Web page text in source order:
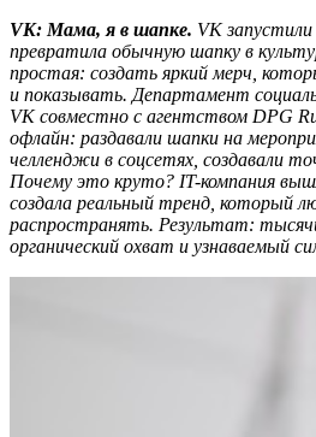
VK: Мама, я в шапке. VK
превратила обычную шапку в
простая: создать яркий мерч,
и показывать. Департамент
VK совместно с агентством DPG
офлайн: раздавали шапки на
челленджи в соцсетях, создавали
Почему это круто? IT-компания
создала реальный тренд, который
распространять. Результат:
органический охват и узнаваемый